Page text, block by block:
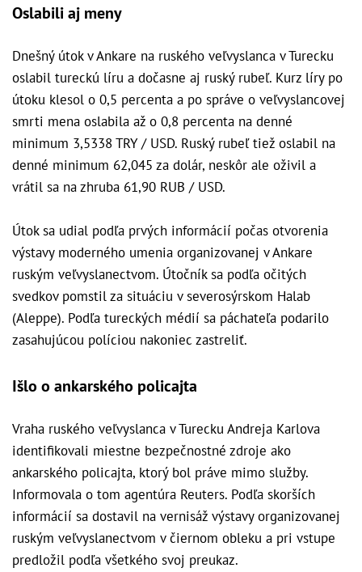
Oslabili aj meny
Dnešný útok v Ankare na ruského veľvyslanca v Turecku
oslabil tureckú líru a dočasne aj ruský rubeľ. Kurz líry po
útoku klesol o 0,5 percenta a po správe o veľvyslancovej
smrti mena oslabila až o 0,8 percenta na denné
minimum 3,5338 TRY / USD. Ruský rubeľ tiež oslabil na
denné minimum 62,045 za dolár, neskôr ale oživil a
vrátil sa na zhruba 61,90 RUB / USD.
Útok sa udial podľa prvých informácií počas otvorenia
výstavy moderného umenia organizovanej v Ankare
ruským veľvyslanectvom. Útočník sa podľa očitých
svedkov pomstil za situáciu v severosýrskom Halab
(Aleppe). Podľa tureckých médií sa páchateľa podarilo
zasahujúcou políciou nakoniec zastreliť.
Išlo o ankarského policajta
Vraha ruského veľvyslanca v Turecku Andreja Karlova
identifikovali miestne bezpečnostné zdroje ako
ankarského policajta, ktorý bol práve mimo služby.
Informovala o tom agentúra Reuters. Podľa skorších
informácií sa dostavil na vernisáž výstavy organizovanej
ruským veľvyslanectvom v čiernom obleku a pri vstupe
predložil podľa všetkého svoj preukaz.